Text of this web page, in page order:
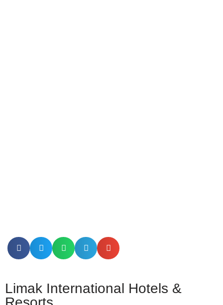
Limak International Hotels &